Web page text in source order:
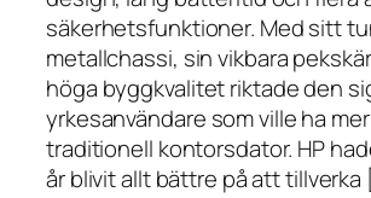
säkerhetsfunktioner. Med sitt
metallchassi, sin vikbara
höga byggkvalitet riktade den
yrkesanvändare som ville ha
traditionell kontorsdator. HP
år blivit allt bättre på att tillverka